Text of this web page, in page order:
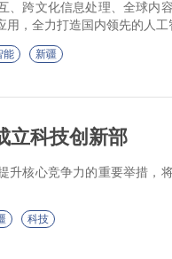
、跨文化信息处理、全球内
，全力打造国内领先的人工
能 新疆
立科技创新部
升核心竞争力的重要举措，
科技